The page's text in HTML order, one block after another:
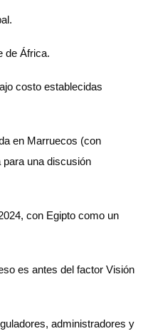
de África.
costo establecidas
en Marruecos (con
para una discusión
con Egipto como un
es antes del factor Visión
administradores y